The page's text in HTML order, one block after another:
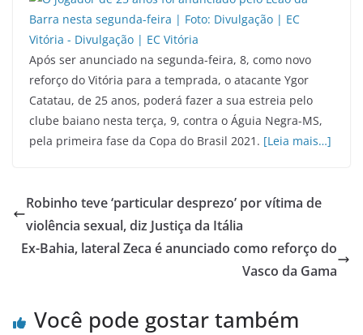
Após ser anunciado na segunda-feira, 8, como novo
reforço do Vitória para a temprada, o atacante Ygor
Catatau, de 25 anos, poderá fazer a sua estreia pelo
clube baiano nesta terça, 9, contra o Águia Negra-MS,
pela primeira fase da Copa do Brasil 2021. [Leia mais…]
Robinho teve ‘particular desprezo’ por vítima de
violência sexual, diz Justiça da Itália
Ex-Bahia, lateral Zeca é anunciado como reforço do
Vasco da Gama
Você pode gostar também